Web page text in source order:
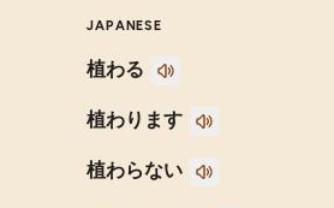
JAPANESE
植わる
植わります
植わらない